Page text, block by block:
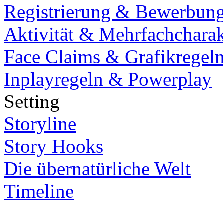
Registrierung &
Aktivität &
Face Claims &
Inplayregeln & Powerplay
Setting
Storyline
Story Hooks
Die übernatürliche Welt
Timeline